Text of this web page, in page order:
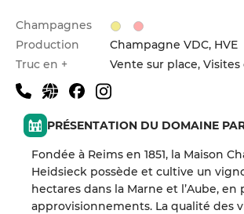
Champagnes
Production
Champagne VDC, HVE
Truc en +
Vente sur place,
Fondée à Reims en 1851, la Maison
Heidsieck possède et cultive un
hectares dans la Marne et l’Aube, en
approvisionnements. La qualité des